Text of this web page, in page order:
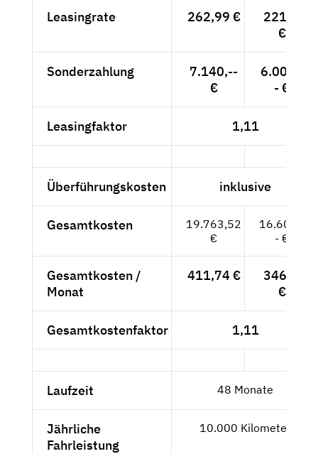
Leasingrate 262,99 €
221,--
€
Sonderzahlung
7.140,--
€
6.000,-
- €
Leasingfaktor 1,11
Überführungskosten inklusive
Gesamtkosten
19.763,52
€
16.608,-
- €
Gesamtkosten /
Monat
411,74 €
346,--
€
Gesamtkostenfaktor 1,11
Laufzeit 48 Monate
Jährliche
Fahrleistung
10.000 Kilometer